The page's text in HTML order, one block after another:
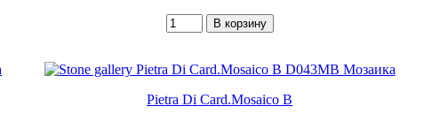
Pietra Di Card.Mosaico B